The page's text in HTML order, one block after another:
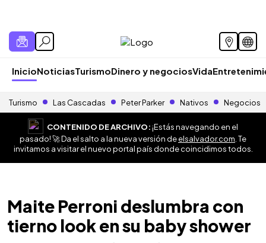
InicioNoticiasTurismoDinero y negociosVida
Turismo Las Cascadas Peter Parker Nativos Negocios
CONTENIDO DE ARCHIVO:¡Estás navegando en el
pasado! 🚀 Da el salto a la nueva versión deelsalvador.com . Te
invitamos a visitar el nuevo portal país donde coincidimos todos.
Maite Perroni deslumbra con
tierno look en su baby shower